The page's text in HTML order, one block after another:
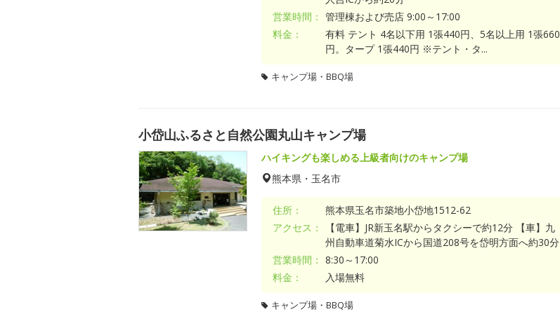
営業時間： 管理棟および売店 9:00～17:00
料金：
有料 テント 4名以下用 1張440円、5名以上用 1張660
円。タープ 1張440円 ※テント・タ...
キャンプ場・BBQ場
小岱山ふるさと自然公園丸山キャンプ場
ハイキングも楽しめる上級者向けのキャンプ場
熊本県・玉名市
住所：
熊本県玉名市築地小岱地1512-62
アクセス：
【電車】JR新玉名駅からタクシーで約12分 【車】九
州自動車道菊水ICから国道208号を岱明方面へ約30分
営業時間： 8:30～17:00
料金：
入場無料
キャンプ場・BBQ場